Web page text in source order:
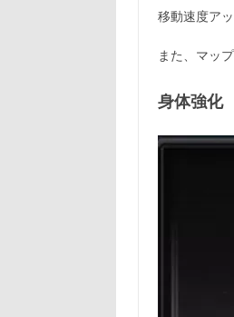
移動速度ア
また、マッ
身体強化